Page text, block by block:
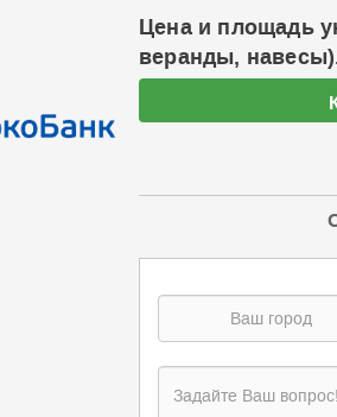
Цена и площадь
веранды,